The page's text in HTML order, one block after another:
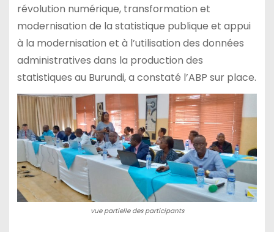
révolution numérique, transformation et
modernisation de la statistique publique et appui
à la modernisation et à l’utilisation des données
administratives dans la production des
statistiques au Burundi, a constaté l’ABP sur place.
vue partielle des participants